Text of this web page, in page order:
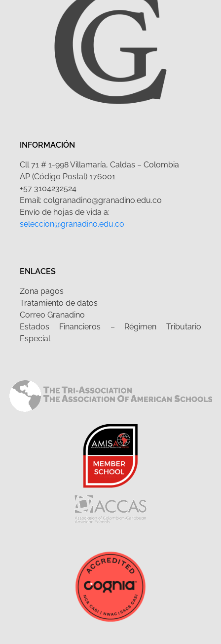
INFORMACIÓN
Cll 71 # 1-998 Villamaría, Caldas – Colombia
AP (Código Postal) 176001
+57 3104232524
Email: colgranadino@granadino.edu.co
Envío de hojas de vida a:
seleccion@granadino.edu.co
ENLACES
Zona pagos
Tratamiento de datos
Correo Granadino
Estados Financieros – Régimen Tributario
Especial